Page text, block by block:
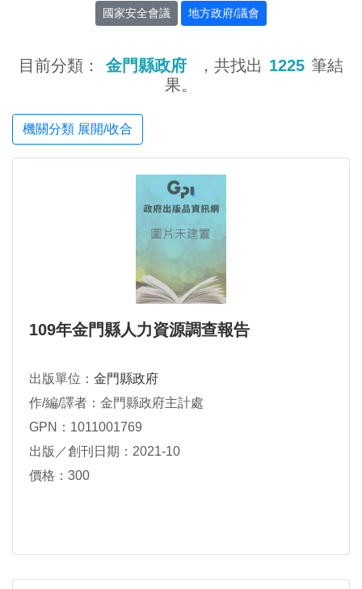
國家安全會議 地方政府/議會
目前分類： 金門縣政府 ，共找出 1225 筆結
果。
機關分類 展開/收合
109年金門縣人力資源調查報告
出版單位： 金門縣政府
作/編/譯者：金門縣政府主計處
GPN：1011001769
出版／創刊日期：2021-10
價格：300